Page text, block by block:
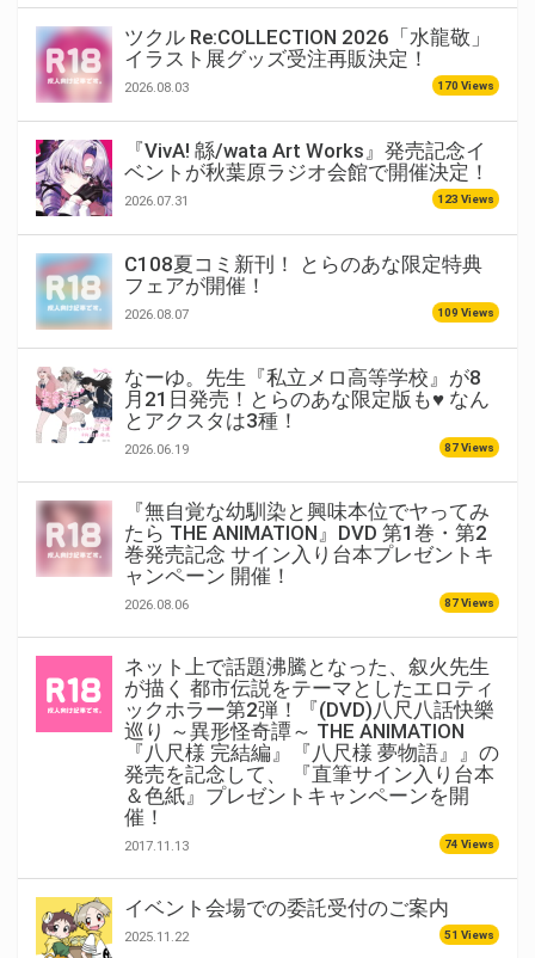
ツクル Re:COLLECTION 2026「水龍敬」
イラスト展グッズ受注再販決定！
2026.08.03 170 Views
『VivA! 緜/wata Art Works』発売記念イ
ベントが秋葉原ラジオ会館で開催決定！
2026.07.31 123 Views
C108夏コミ新刊！ とらのあな限定特典
フェアが開催！
2026.08.07 109 Views
なーゆ。先生『私立メロ高等学校』が8
月21日発売！とらのあな限定版も♥ なん
とアクスタは3種！
2026.06.19 87 Views
『無自覚な幼馴染と興味本位でヤってみ
たら THE ANIMATION』DVD 第1巻・第2
巻発売記念 サイン入り台本プレゼントキ
ャンペーン 開催！
2026.08.06 87 Views
ネット上で話題沸騰となった、叙火先生
が描く 都市伝説をテーマとしたエロティ
ックホラー第2弾！『(DVD)八尺八話快樂
巡り ～異形怪奇譚～ THE ANIMATION
『八尺様 完結編』『八尺様 夢物語』』の
発売を記念して、 『直筆サイン入り台本
＆色紙』プレゼントキャンペーンを開
催！
2017.11.13 74 Views
イベント会場での委託受付のご案内
2025.11.22 51 Views